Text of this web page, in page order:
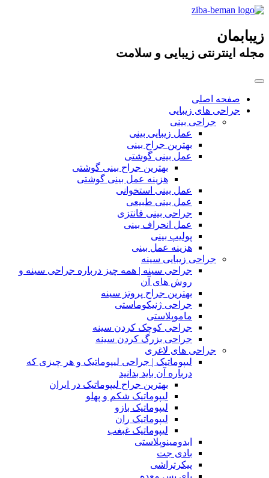
زیبابمان
مجله اینترنتی زیبایی و سلامت
صفحه اصلی
جراحی های زیبایی
جراحی بینی
عمل زیبایی بینی
بهترین جراح بینی
عمل بینی گوشتی
بهترین جراح بینی گوشتی
هزینه عمل بینی گوشتی
عمل بینی استخوانی
عمل بینی طبیعی
جراحی بینی فانتزی
عمل انحراف بینی
پولیپ بینی
هزینه عمل بینی
جراحی زیبایی سینه
جراحی سینه | همه چیز درباره جراحی سینه و
روش های آن
بهترین جراح پروتز سینه
جراحی ژنیکوماستی
ماموپلاستی
جراحی کوچک کردن سینه
جراحی بزرگ کردن سینه
جراحی های لاغری
لیپوماتیک | جراحی لیپوماتیک و هر چیزی که
درباره آن باید بدانید
بهترین جراح لیپوماتیک در ایران
لیپوماتیک شکم و پهلو
لیپوماتیک بازو
لیپوماتیک ران
لیپوماتیک غبغب
ابدومینوپلاستی
بادی‌ جت
پیکرتراشی
بای پس معده